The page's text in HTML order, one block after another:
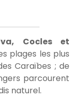
Cocles et
plages les plus
Caraïbes ; de
parcourent
naturel.